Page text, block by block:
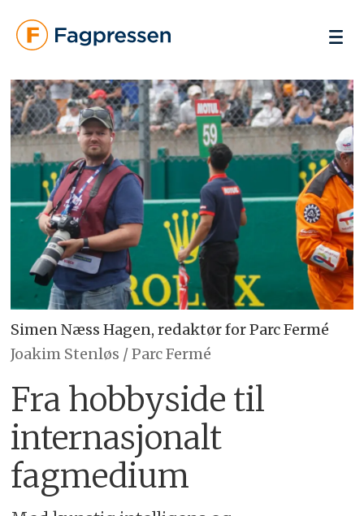
Simen Næss Hagen, redaktør for Parc Fermé
Joakim Stenløs / Parc Fermé
Fra hobbyside til
internasjonalt
fagmedium